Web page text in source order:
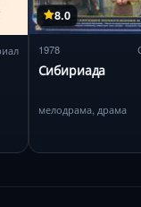
8.0
1978
Сибириада
мелодрама, драма